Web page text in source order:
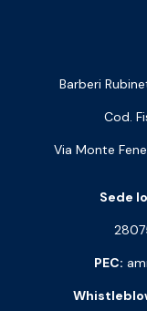
Barberi
Cod.
Via Monte
Sede
PEC: